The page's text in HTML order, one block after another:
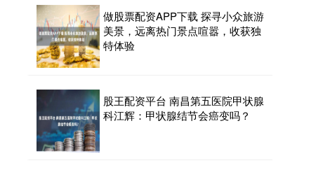
做股票配资APP下载 探寻小众旅游
美景，远离热门景点喧嚣，收获独
特体验
股王配资平台 南昌第五医院甲状腺
科江辉：甲状腺结节会癌变吗？